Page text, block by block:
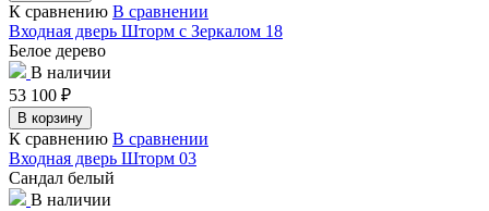
К сравнению В сравнении
Входная дверь Шторм с Зеркалом 18
Белое дерево
В наличии
53 100 ₽
В корзину
К сравнению В сравнении
Входная дверь Шторм 03
Сандал белый
В наличии